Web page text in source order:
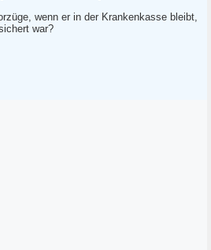
wenn er in der Krankenkasse bleibt,
war?